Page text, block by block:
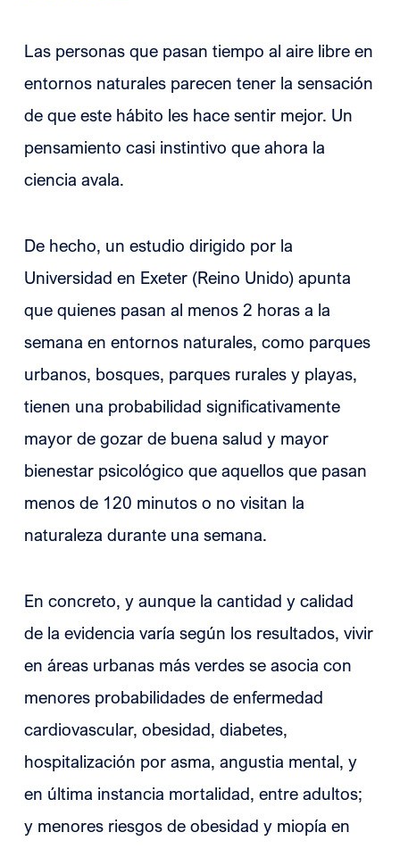
Las personas que pasan tiempo al aire libre en
entornos naturales parecen tener la sensación
de que este hábito les hace sentir mejor. Un
pensamiento casi instintivo que ahora la
ciencia avala.
De hecho, un estudio dirigido por la
Universidad en Exeter (Reino Unido) apunta
que quienes pasan al menos 2 horas a la
semana en entornos naturales, como parques
urbanos, bosques, parques rurales y playas,
tienen una probabilidad significativamente
mayor de gozar de buena salud y mayor
bienestar psicológico que aquellos que pasan
menos de 120 minutos o no visitan la
naturaleza durante una semana.
En concreto, y aunque la cantidad y calidad
de la evidencia varía según los resultados, vivir
en áreas urbanas más verdes se asocia con
menores probabilidades de enfermedad
cardiovascular, obesidad, diabetes,
hospitalización por asma, angustia mental, y
en última instancia mortalidad, entre adultos;
y menores riesgos de obesidad y miopía en